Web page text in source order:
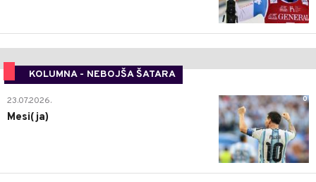
KOLUMNA - NEBOJŠA ŠATARA
0
23.07.2026.
Mesi(ja)